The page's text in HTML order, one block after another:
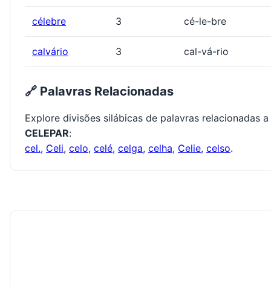
célebre 3 cé-le-bre
calvário 3 cal-vá-rio
🔗 Palavras Relacionadas
Explore divisões silábicas de palavras relacionadas a
CELEPAR:
cel., Celi, celo, celé, celga, celha, Celie, celso.